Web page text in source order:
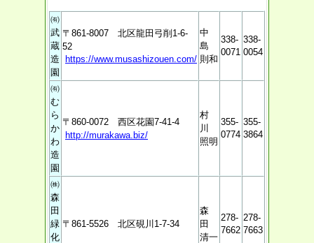
㈲
武
蔵
造
園
〒861-8007 北区龍田弓削1-6-
52
https://www.musashizouen.com/
中
島
則和
338-
0071
338-
0054
㈲
む
ら
か
わ
造
園
〒860-0072 西区花園7-41-4
http://murakawa.biz/
村
川
照明
355-
0774
355-
3864
㈱
森
田
緑
化
〒861-5526 北区硯川1-7-34
森
田
清一
278-
7662
278-
7663